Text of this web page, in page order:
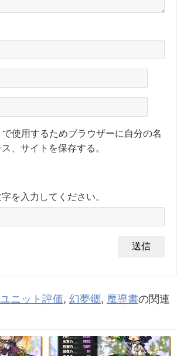
使用するためブラウザーに自分の名
、サイトを保存する。
を入力してください。
ユニット評価, 幻夢郷, 魔導書の関連